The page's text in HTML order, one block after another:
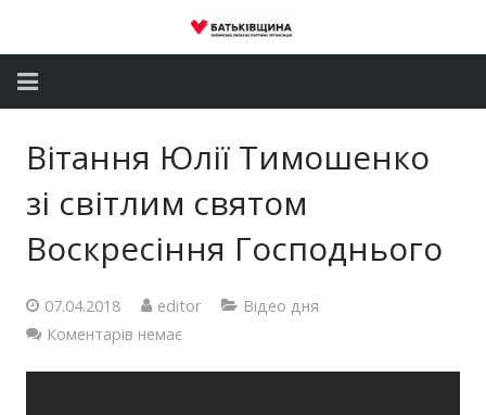
Партія
Громадські приймальні
Вітання Юлії Тимошенко
зі світлим святом
Воскресіння Господнього
07.04.2018 editor
Відео дня
Коментарів немає